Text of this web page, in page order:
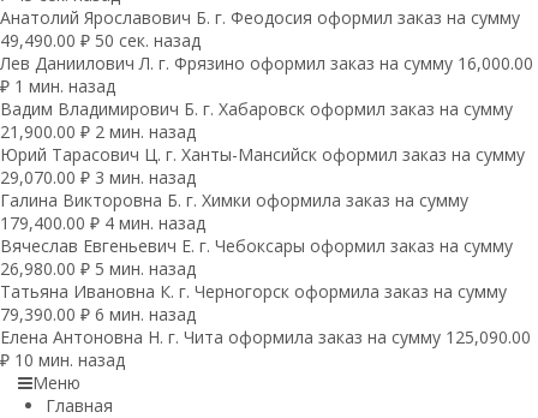
Анатолий Ярославович Б. г. Феодосия оформил заказ на сумму
49,490.00 ₽ 50 сек. назад
Лев Даниилович Л. г. Фрязино оформил заказ на сумму 16,000.00
₽ 1 мин. назад
Вадим Владимирович Б. г. Хабаровск оформил заказ на сумму
21,900.00 ₽ 2 мин. назад
Юрий Тарасович Ц. г. Ханты-Мансийск оформил заказ на сумму
29,070.00 ₽ 3 мин. назад
Галина Викторовна Б. г. Химки оформила заказ на сумму
179,400.00 ₽ 4 мин. назад
Вячеслав Евгеньевич Е. г. Чебоксары оформил заказ на сумму
26,980.00 ₽ 5 мин. назад
Татьяна Ивановна К. г. Черногорск оформила заказ на сумму
79,390.00 ₽ 6 мин. назад
Елена Антоновна Н. г. Чита оформила заказ на сумму 125,090.00
₽ 10 мин. назад
Меню
Главная